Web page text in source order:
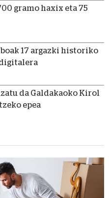
gramo haxix eta 75
17 argazki historiko
da Galdakaoko Kirol
epea